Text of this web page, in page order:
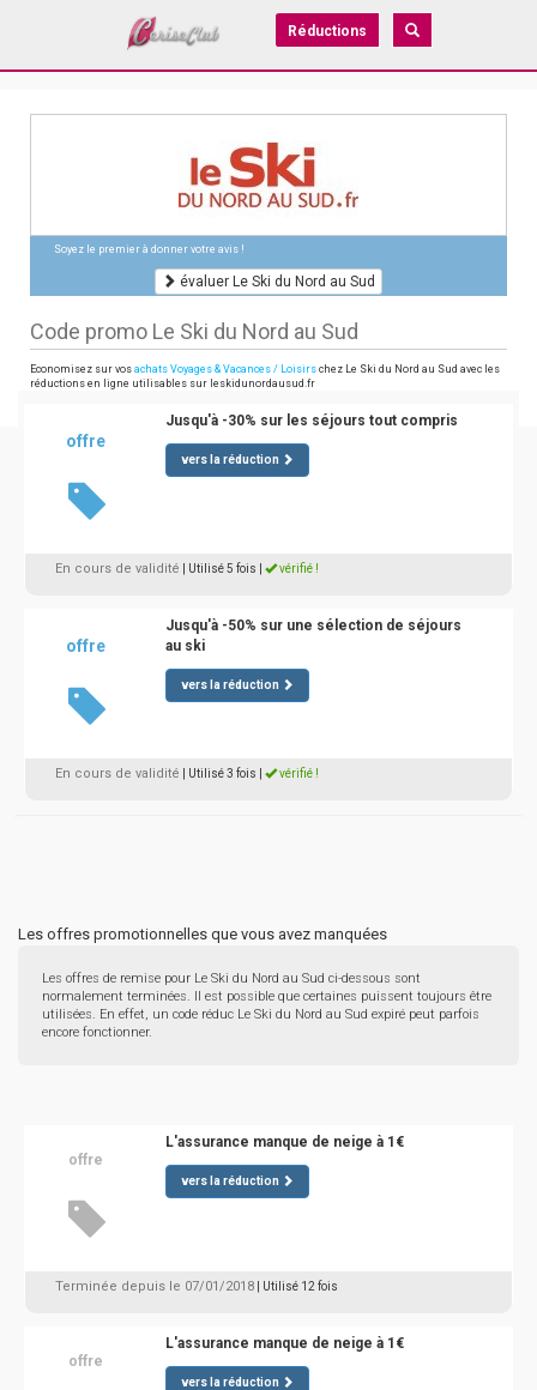
Réductions
Soyez le premier à donner votre avis !
évaluer Le Ski du Nord au Sud
Code promo Le Ski du Nord au Sud
Economisez sur vos achats Voyages & Vacances / Loisirs chez Le Ski du Nord au Sud avec les
réductions en ligne utilisables sur leskidunordausud.fr
offre
Jusqu'à -30% sur les séjours tout compris
vers la réduction
En cours de validité | Utilisé 5 fois vérifié !
offre
Jusqu'à -50% sur une sélection de séjours
au ski
vers la réduction
En cours de validité | Utilisé 3 fois vérifié !
Les offres promotionnelles que vous avez manquées
Les offres de remise pour Le Ski du Nord au Sud ci-dessous sont
normalement terminées. Il est possible que certaines puissent toujours être
utilisées. En effet, un code réduc Le Ski du Nord au Sud expiré peut parfois
encore fonctionner.
offre
L'assurance manque de neige à 1€
vers la réduction
Terminée depuis le 07/01/2018 | Utilisé 12 fois
offre
L'assurance manque de neige à 1€
vers la réduction